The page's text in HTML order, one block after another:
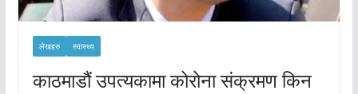
लेखहरु स्वास्थ्य
काठमाडौं उपत्यकामा कोरोना संक्रमण किन